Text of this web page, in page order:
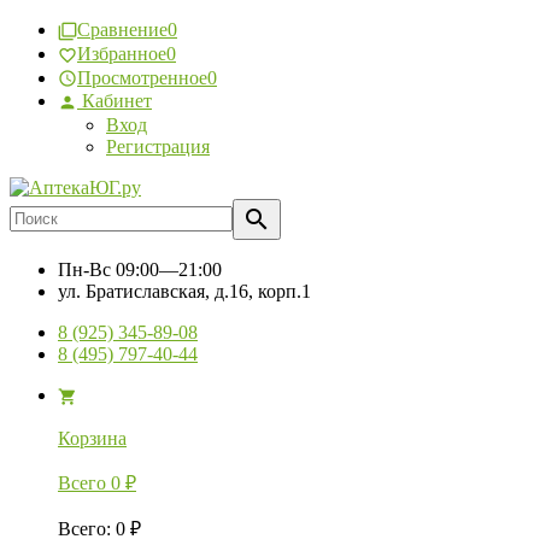
Сравнение0
Избранное0
Просмотренное0
Кабинет
Вход
Регистрация
Пн-Вс 09:00—21:00
ул. Братиславская, д.16, корп.1
8 (925) 345-89-08
8 (495) 797-40-44
Корзина
Всего 0 ₽
Всего: 0 ₽